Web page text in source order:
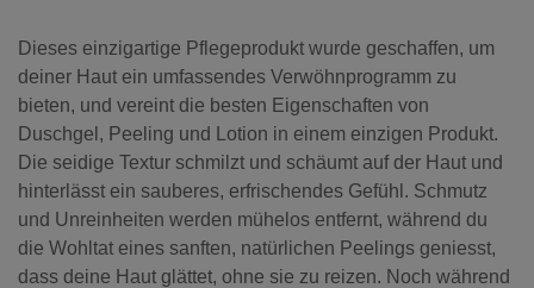
Dieses einzigartige Pflegeprodukt wurde geschaffen, um
deiner Haut ein umfassendes Verwöhnprogramm zu
bieten, und vereint die besten Eigenschaften von
Duschgel, Peeling und Lotion in einem einzigen Produkt.
Die seidige Textur schmilzt und schäumt auf der Haut und
hinterlässt ein sauberes, erfrischendes Gefühl. Schmutz
und Unreinheiten werden mühelos entfernt, während du
die Wohltat eines sanften, natürlichen Peelings geniesst,
dass deine Haut glättet, ohne sie zu reizen. Noch während